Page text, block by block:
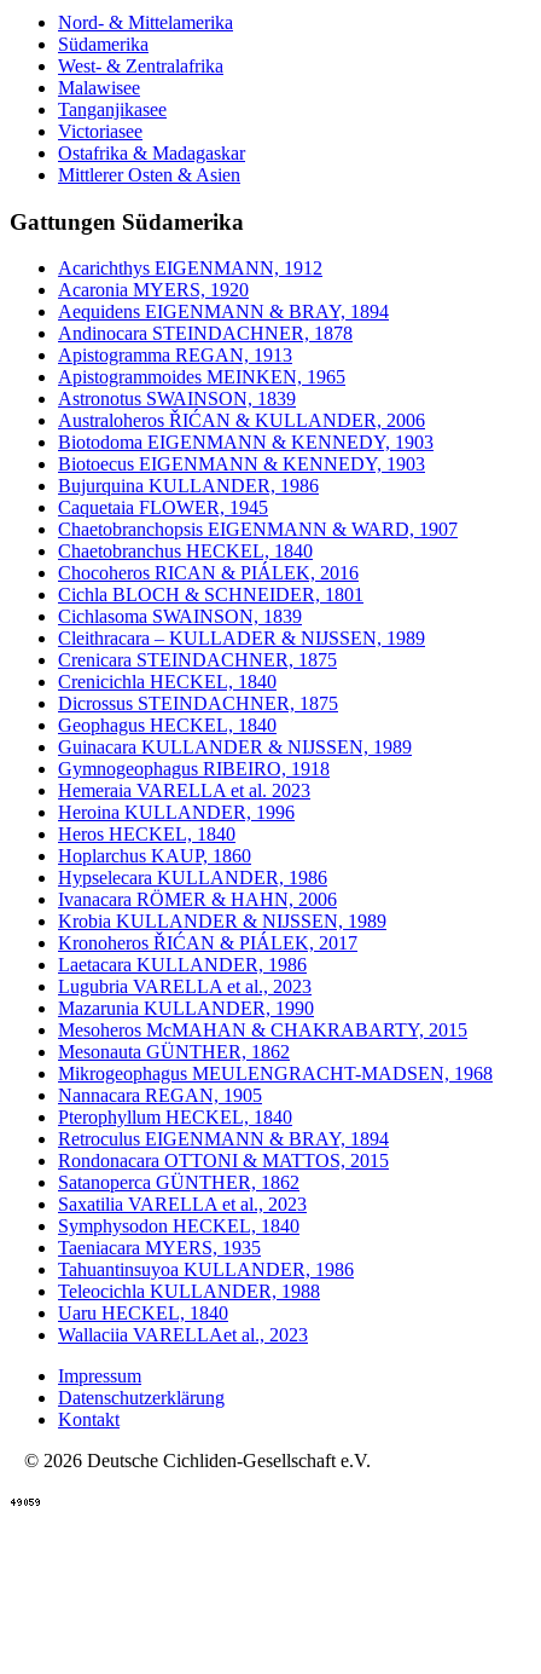
Nord- & Mittelamerika
Südamerika
West- & Zentralafrika
Malawisee
Tanganjikasee
Victoriasee
Ostafrika & Madagaskar
Mittlerer Osten & Asien
Gattungen Südamerika
Acarichthys EIGENMANN, 1912
Acaronia MYERS, 1920
Aequidens EIGENMANN & BRAY, 1894
Andinocara STEINDACHNER, 1878
Apistogramma REGAN, 1913
Apistogrammoides MEINKEN, 1965
Astronotus SWAINSON, 1839
Australoheros ŘIĆAN & KULLANDER, 2006
Biotodoma EIGENMANN & KENNEDY, 1903
Biotoecus EIGENMANN & KENNEDY, 1903
Bujurquina KULLANDER, 1986
Caquetaia FLOWER, 1945
Chaetobranchopsis EIGENMANN & WARD, 1907
Chaetobranchus HECKEL, 1840
Chocoheros RICAN & PIÁLEK, 2016
Cichla BLOCH & SCHNEIDER, 1801
Cichlasoma SWAINSON, 1839
Cleithracara – KULLADER & NIJSSEN, 1989
Crenicara STEINDACHNER, 1875
Crenicichla HECKEL, 1840
Dicrossus STEINDACHNER, 1875
Geophagus HECKEL, 1840
Guinacara KULLANDER & NIJSSEN, 1989
Gymnogeophagus RIBEIRO, 1918
Hemeraia VARELLA et al. 2023
Heroina KULLANDER, 1996
Heros HECKEL, 1840
Hoplarchus KAUP, 1860
Hypselecara KULLANDER, 1986
Ivanacara RÖMER & HAHN, 2006
Krobia KULLANDER & NIJSSEN, 1989
Kronoheros ŘIĆAN & PIÁLEK, 2017
Laetacara KULLANDER, 1986
Lugubria VARELLA et al., 2023
Mazarunia KULLANDER, 1990
Mesoheros McMAHAN & CHAKRABARTY, 2015
Mesonauta GÜNTHER, 1862
Mikrogeophagus MEULENGRACHT-MADSEN, 1968
Nannacara REGAN, 1905
Pterophyllum HECKEL, 1840
Retroculus EIGENMANN & BRAY, 1894
Rondonacara OTTONI & MATTOS, 2015
Satanoperca GÜNTHER, 1862
Saxatilia VARELLA et al., 2023
Symphysodon HECKEL, 1840
Taeniacara MYERS, 1935
Tahuantinsuyoa KULLANDER, 1986
Teleocichla KULLANDER, 1988
Uaru HECKEL, 1840
Wallaciia VARELLAet al., 2023
Impressum
Datenschutzerklärung
Kontakt
© 2026 Deutsche Cichliden-Gesellschaft e.V.